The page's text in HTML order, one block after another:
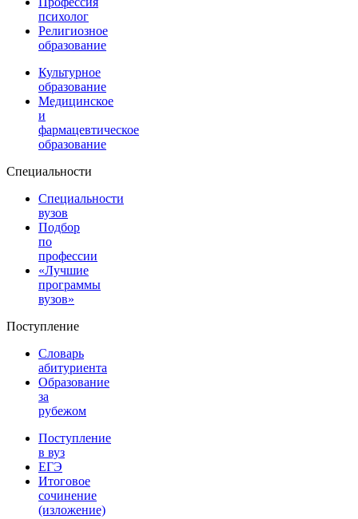
психолог
Религиозное
образование
Культурное
образование
Медицинское
и
фармацевтическое
образование
Специальности
Специальности
вузов
Подбор
по
профессии
«Лучшие
программы
вузов»
Поступление
Словарь
абитуриента
Образование
за
рубежом
Поступление
в вуз
ЕГЭ
Итоговое
сочинение
(изложение)